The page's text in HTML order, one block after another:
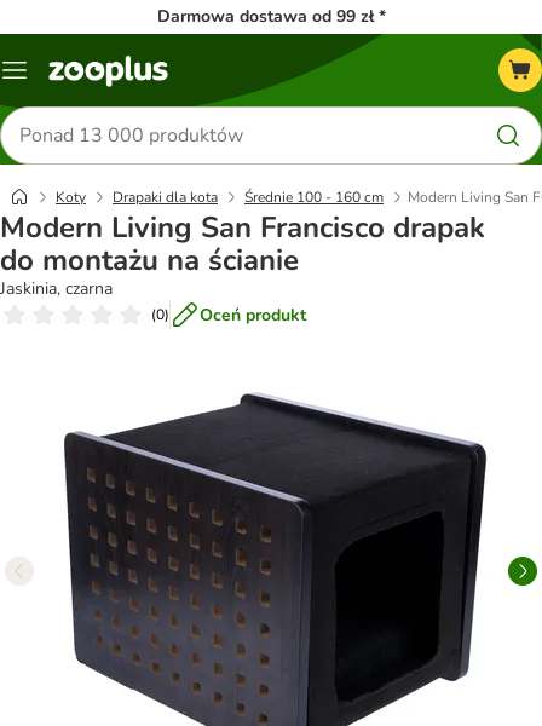
Darmowa dostawa od 99 zł *
Menu
Szukaj
produktów
Koty Drapaki dla kota Średnie 100 - 160 cm Modern Living San
Modern Living San Francisco drapak
do montażu na ścianie
Jaskinia, czarna
(0) Oceń produkt